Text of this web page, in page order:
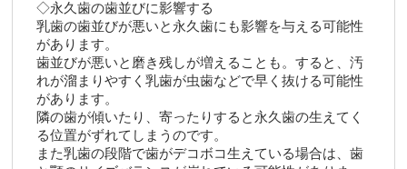
◇永久歯の歯並びに影響する
乳歯の歯並びが悪いと永久歯にも影響を与える可能性
があります。
歯並びが悪いと磨き残しが増えることも。すると、汚
れが溜まりやすく乳歯が虫歯などで早く抜ける可能性
があります。
隣の歯が傾いたり、寄ったりすると永久歯の生えてく
る位置がずれてしまうのです。
また乳歯の段階で歯がデコボコ生えている場合は、歯